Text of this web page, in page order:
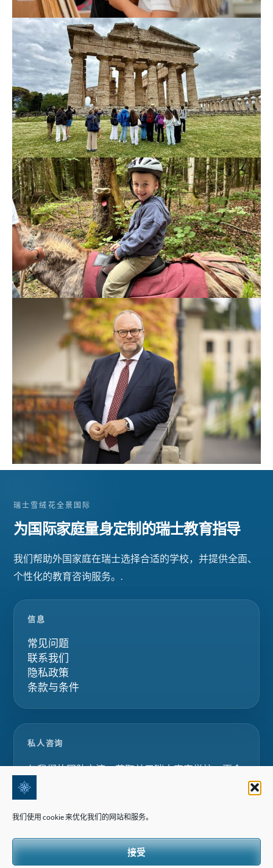
我们使用 cookie 来优化我们的网站和服务。
接受
瑞士雪绒花全景国际
为国际家庭量身定制的瑞士教育指导
我们帮助外国家庭在瑞士选择合适的学校，并提供全面、
个性化的教育咨询服务。.
信息
常见问题
联系我们
隐私政策
条款与条件
私人咨询
与我们的团队交流，获取关于瑞士寄宿学校、夏令
营和家庭教育项目的定制化建议。.
请求咨询